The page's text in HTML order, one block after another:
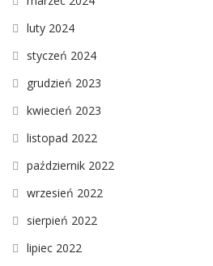
luty 2024
styczeń 2024
grudzień 2023
kwiecień 2023
listopad 2022
październik 2022
wrzesień 2022
sierpień 2022
lipiec 2022